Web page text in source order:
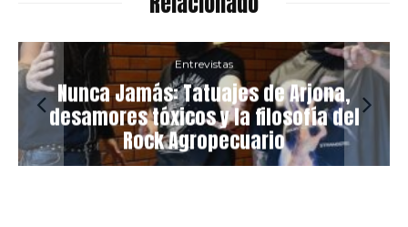
Entrevistas
Nunca Jamás: Tatuajes de Arjona,
desamores tóxicos y la filosofía del
Rock Agropecuario